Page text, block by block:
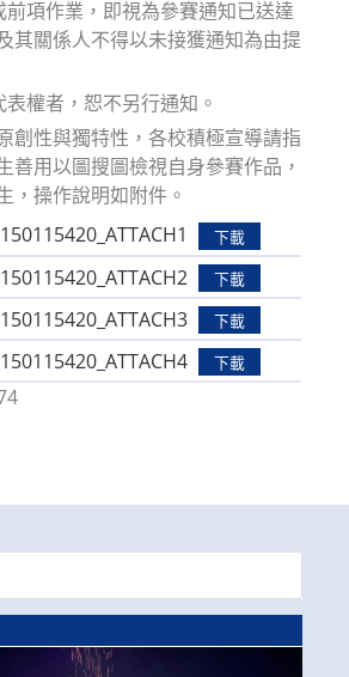
項作業，即視為參賽通知已送達
其關係人不得以未接獲通知為由提
權者，恕不另行通知。
創性與獨特性，各校積極宣導請指
善用以圖搜圖檢視自身參賽作品，
，操作說明如附件。
下載
下載
下載
下載